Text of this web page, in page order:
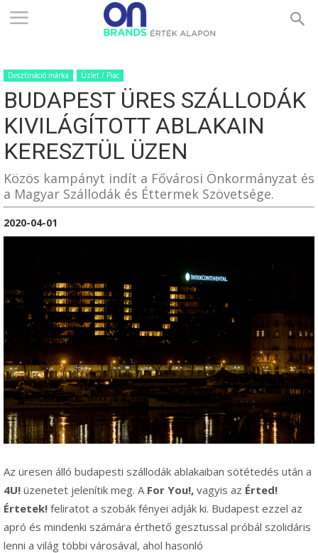
ONBRANDS
–
ÉRTÉK
ALAPON
Desztináció márka Üzlet / Piac
BUDAPEST ÜRES SZÁLLODÁK
KIVILÁGÍTOTT ABLAKAIN
KERESZTÜL ÜZEN
Közös kampányt indít a Fővárosi Önkormányzat és
a Magyar Szállodák és Éttermek Szövetsége.
2020-04-01
Az üresen álló budapesti szállodák ablakaiban sötétedés után a
4U! üzenetet jelenítik meg. A For You!, vagyis az Érted!
Értetek! feliratot a szobák fényei adják ki. Budapest ezzel az
apró és mindenki számára érthető gesztussal próbál szolidáris
lenni a világ többi városával, ahol hasonló